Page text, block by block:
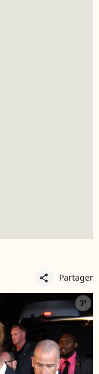
share Partager